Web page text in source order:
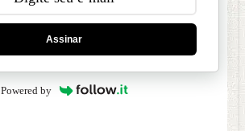
Assinar
Powered by